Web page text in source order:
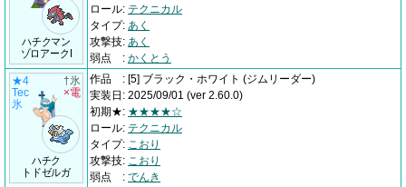
ハチクマン
ゾロアークI
ロール: テクニカル
タイプ: あく
攻撃技: あく
弱点
: かくとう
★4
Tec
氷
ハチク
トドゼルガ
†氷
×電
作品 : [5] ブラック・ホワイト (ジムリーダー)
実装日 : 2025/09/01 (ver 2.60.0)
初期★: ★★★★☆
ロール: テクニカル
タイプ: こおり
攻撃技: こおり
弱点
: でんき